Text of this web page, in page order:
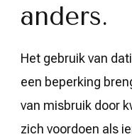
anders.
Het gebruik van
een beperking
van misbruik door
zich voordoen als